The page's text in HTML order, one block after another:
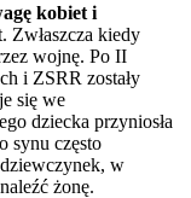
kobiet i
Zwłaszcza kiedy
wojnę. Po II
i ZSRR zostały
się we
dziecka przyniosła
synu często
w
żonę.